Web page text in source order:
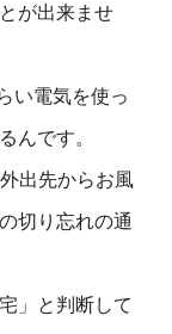
が出来ませ
い電気を使っ
んです。
出先からお風
切り忘れの通
」と判断して